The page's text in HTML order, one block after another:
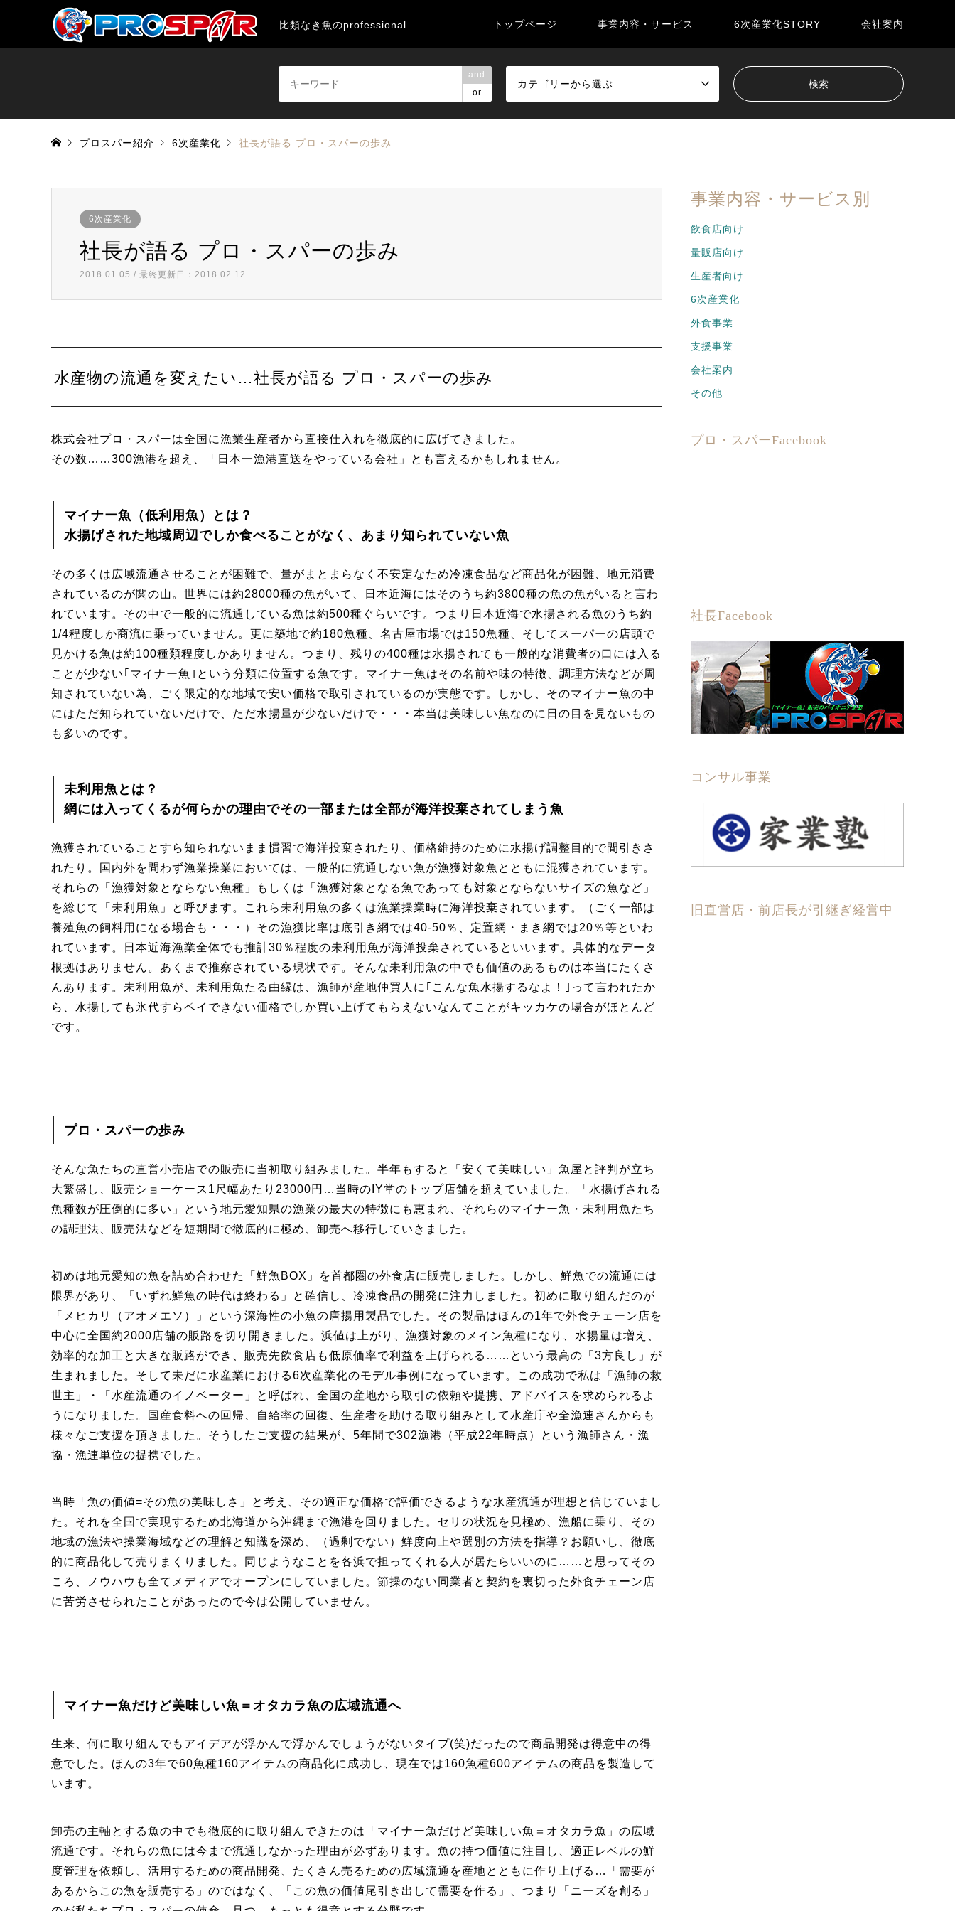
比類なき魚のprofessional トップページ 事業内容・サービス 6次産業化STORY 会社案内
and
or
カテゴリーから選ぶ
プロスパー紹介 6次産業化 社長が語る プロ・スパーの歩み
6次産業化
社長が語る プロ・スパーの歩み
2018.01.05 / 最終更新日：2018.02.12
水産物の流通を変えたい…社長が語る プロ・スパーの歩み
株式会社プロ・スパーは全国に漁業生産者から直接仕入れを徹底的に広げてきました。
その数……300漁港を超え、「日本一漁港直送をやっている会社」とも言えるかもしれません。
マイナー魚（低利用魚）とは？
水揚げされた地域周辺でしか食べることがなく、あまり知られていない魚
その多くは広域流通させることが困難で、量がまとまらなく不安定なため冷凍食品など商品化が困難、地元消費
されているのが関の山。世界には約28000種の魚がいて、日本近海にはそのうち約3800種の魚の魚がいると言わ
れています。その中で一般的に流通している魚は約500種ぐらいです。つまり日本近海で水揚される魚のうち約
1/4程度しか商流に乗っていません。更に築地で約180魚種、名古屋市場では150魚種、そしてスーパーの店頭で
見かける魚は約100種類程度しかありません。つまり、残りの400種は水揚されても一般的な消費者の口には入る
ことが少ない｢マイナー魚｣という分類に位置する魚です。マイナー魚はその名前や味の特徴、調理方法などが周
知されていない為、ごく限定的な地域で安い価格で取引されているのが実態です。しかし、そのマイナー魚の中
にはただ知られていないだけで、ただ水揚量が少ないだけで・・・本当は美味しい魚なのに日の目を見ないもの
も多いのです。
未利用魚とは？
網には入ってくるが何らかの理由でその一部または全部が海洋投棄されてしまう魚
漁獲されていることすら知られないまま慣習で海洋投棄されたり、価格維持のために水揚げ調整目的で間引きさ
れたり。国内外を問わず漁業操業においては、一般的に流通しない魚が漁獲対象魚とともに混獲されています。
それらの「漁獲対象とならない魚種」もしくは「漁獲対象となる魚であっても対象とならないサイズの魚など」
を総じて「未利用魚」と呼びます。これら未利用魚の多くは漁業操業時に海洋投棄されています。（ごく一部は
養殖魚の飼料用になる場合も・・・）その漁獲比率は底引き網では40-50％、定置網・まき網では20％等といわ
れています。日本近海漁業全体でも推計30％程度の未利用魚が海洋投棄されているといいます。具体的なデータ
根拠はありません。あくまで推察されている現状です。そんな未利用魚の中でも価値のあるものは本当にたくさ
んあります。未利用魚が、未利用魚たる由縁は、漁師が産地仲買人に｢こんな魚水揚するなよ！｣って言われたか
ら、水揚しても氷代すらペイできない価格でしか買い上げてもらえないなんてことがキッカケの場合がほとんど
です。
プロ・スパーの歩み
そんな魚たちの直営小売店での販売に当初取り組みました。半年もすると「安くて美味しい」魚屋と評判が立ち
大繁盛し、販売ショーケース1尺幅あたり23000円…当時のIY堂のトップ店舗を超えていました。「水揚げされる
魚種数が圧倒的に多い」という地元愛知県の漁業の最大の特徴にも恵まれ、それらのマイナー魚・未利用魚たち
の調理法、販売法などを短期間で徹底的に極め、卸売へ移行していきました。
初めは地元愛知の魚を詰め合わせた「鮮魚BOX」を首都圏の外食店に販売しました。しかし、鮮魚での流通には
限界があり、「いずれ鮮魚の時代は終わる」と確信し、冷凍食品の開発に注力しました。初めに取り組んだのが
「メヒカリ（アオメエソ）」という深海性の小魚の唐揚用製品でした。その製品はほんの1年で外食チェーン店を
中心に全国約2000店舗の販路を切り開きました。浜値は上がり、漁獲対象のメイン魚種になり、水揚量は増え、
効率的な加工と大きな販路ができ、販売先飲食店も低原価率で利益を上げられる……という最高の「3方良し」が
生まれました。そして未だに水産業における6次産業化のモデル事例になっています。この成功で私は「漁師の救
世主」・「水産流通のイノベーター」と呼ばれ、全国の産地から取引の依頼や提携、アドバイスを求められるよ
うになりました。国産食料への回帰、自給率の回復、生産者を助ける取り組みとして水産庁や全漁連さんからも
様々なご支援を頂きました。そうしたご支援の結果が、5年間で302漁港（平成22年時点）という漁師さん・漁
協・漁連単位の提携でした。
当時「魚の価値=その魚の美味しさ」と考え、その適正な価格で評価できるような水産流通が理想と信じていまし
た。それを全国で実現するため北海道から沖縄まで漁港を回りました。セリの状況を見極め、漁船に乗り、その
地域の漁法や操業海域などの理解と知識を深め、（過剰でない）鮮度向上や選別の方法を指導？お願いし、徹底
的に商品化して売りまくりました。同じようなことを各浜で担ってくれる人が居たらいいのに……と思ってその
ころ、ノウハウも全てメディアでオープンにしていました。節操のない同業者と契約を裏切った外食チェーン店
に苦労させられたことがあったので今は公開していません。
マイナー魚だけど美味しい魚＝オタカラ魚の広域流通へ
生来、何に取り組んでもアイデアが浮かんで浮かんでしょうがないタイプ(笑)だったので商品開発は得意中の得
意でした。ほんの3年で60魚種160アイテムの商品化に成功し、現在では160魚種600アイテムの商品を製造して
います。
卸売の主軸とする魚の中でも徹底的に取り組んできたのは「マイナー魚だけど美味しい魚＝オタカラ魚」の広域
流通です。それらの魚には今まで流通しなかった理由が必ずあります。魚の持つ価値に注目し、適正レベルの鮮
度管理を依頼し、活用するための商品開発、たくさん売るための広域流通を産地とともに作り上げる…「需要が
あるからこの魚を販売する」のではなく、「この魚の価値尾引き出して需要を作る」、つまり「ニーズを創る」
事業内容・サービス別
飲食店向け
量販店向け
生産者向け
6次産業化
外食事業
支援事業
会社案内
その他
プロ・スパーFacebook
社長Facebook
コンサル事業
旧直営店・前店長が引継ぎ経営中